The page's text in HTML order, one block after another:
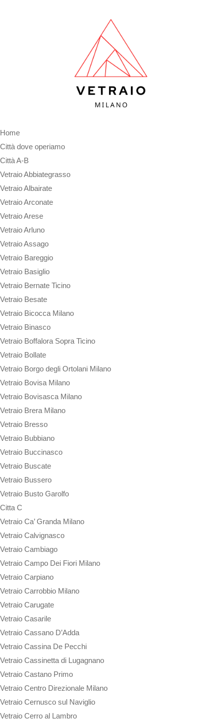
Home
Città dove operiamo
Città A-B
Vetraio Abbiategrasso
Vetraio Albairate
Vetraio Arconate
Vetraio Arese
Vetraio Arluno
Vetraio Assago
Vetraio Bareggio
Vetraio Basiglio
Vetraio Bernate Ticino
Vetraio Besate
Vetraio Bicocca Milano
Vetraio Binasco
Vetraio Boffalora Sopra Ticino
Vetraio Bollate
Vetraio Borgo degli Ortolani Milano
Vetraio Bovisa Milano
Vetraio Bovisasca Milano
Vetraio Brera Milano
Vetraio Bresso
Vetraio Bubbiano
Vetraio Buccinasco
Vetraio Buscate
Vetraio Bussero
Vetraio Busto Garolfo
Citta C
Vetraio Ca’ Granda Milano
Vetraio Calvignasco
Vetraio Cambiago
Vetraio Campo Dei Fiori Milano
Vetraio Carpiano
Vetraio Carrobbio Milano
Vetraio Carugate
Vetraio Casarile
Vetraio Cassano D’Adda
Vetraio Cassina De Pecchi
Vetraio Cassinetta di Lugagnano
Vetraio Castano Primo
Vetraio Centro Direzionale Milano
Vetraio Cernusco sul Naviglio
Vetraio Cerro al Lambro